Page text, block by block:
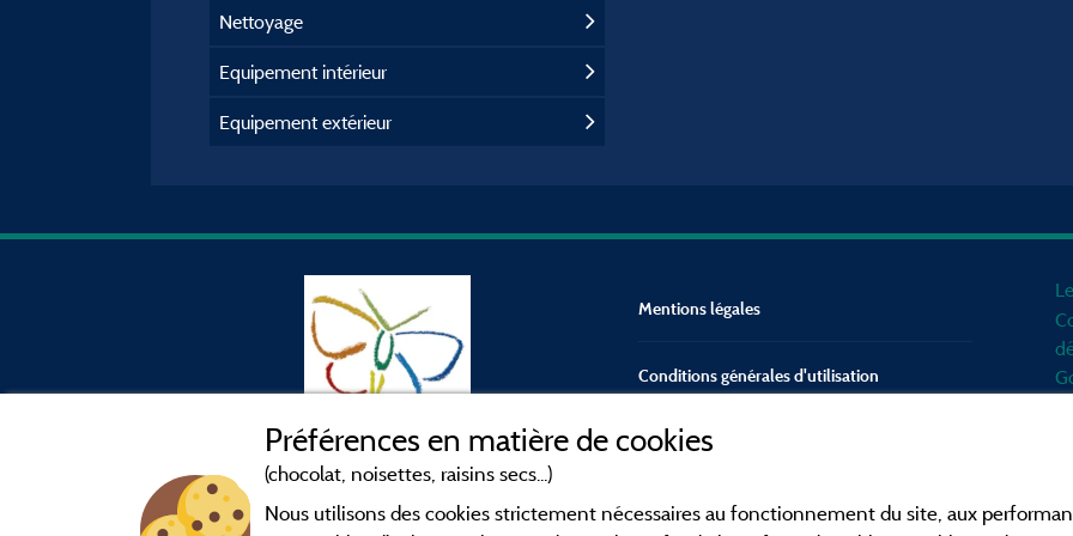
Nettoyage
Equipement intérieur
Equipement extérieur
Mentions légales
Conditions générales d'utilisation
Contact
CGV
Préférences en matière de cookies
(chocolat, noisettes, raisins secs...)
Nous utilisons des cookies strictement nécessaires au fonctionnement du site, aux